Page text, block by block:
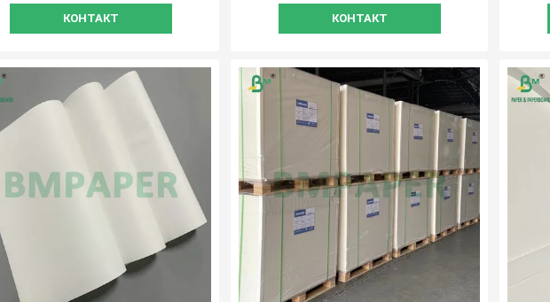
КОНТАКТ КОНТАКТ